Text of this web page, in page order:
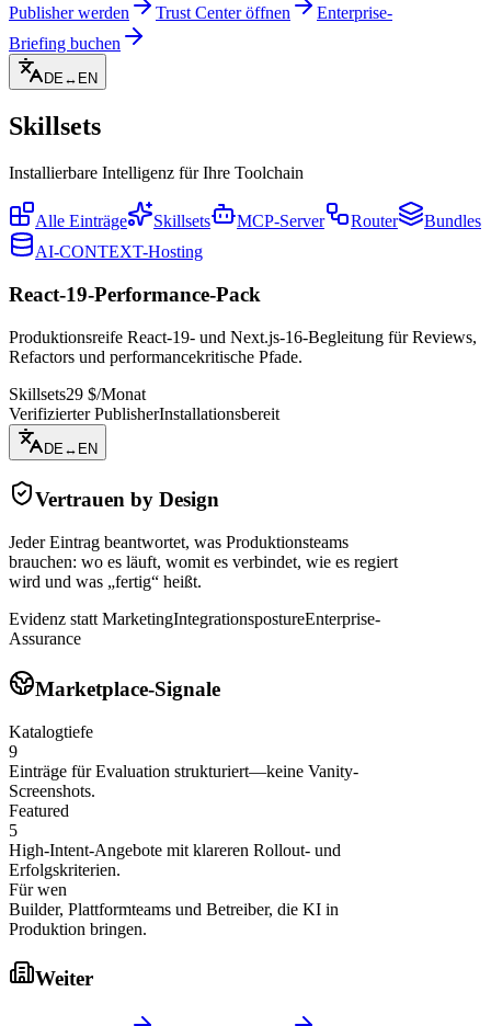
Publisher werden Trust Center öffnen
Enterprise-
Briefing buchen
DE↔ EN
Skillsets
Installierbare Intelligenz für Ihre Toolchain
Alle Einträge Skillsets MCP-Server Router
Bundles
AI-CONTEXT-Hosting
React-19-Performance-Pack
Produktionsreife React-19- und Next.js-16-Begleitung für Reviews,
Refactors und performancekritische Pfade.
Skillsets29 $/Monat
Verifizierter PublisherInstallationsbereit
DE ↔ EN
Vertrauen by Design
Jeder Eintrag beantwortet, was Produktionsteams
brauchen: wo es läuft, womit es verbindet, wie es regiert
wird und was „fertig“ heißt.
Evidenz statt MarketingIntegrationspostureEnterprise-
Assurance
Marketplace-Signale
Katalogtiefe
9
Einträge für Evaluation strukturiert—keine Vanity-
Screenshots.
Featured
5
High-Intent-Angebote mit klareren Rollout- und
Erfolgskriterien.
Für wen
Builder, Plattformteams und Betreiber, die KI in
Produktion bringen.
Weiter